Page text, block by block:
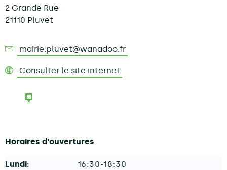
2 Grande Rue
21110 Pluvet
mairie.pluvet@wanadoo.fr
Consulter le site internet
Consulter le panneau Pocket de la
Horaires d'ouvertures
Lundi:
16:30-18:30